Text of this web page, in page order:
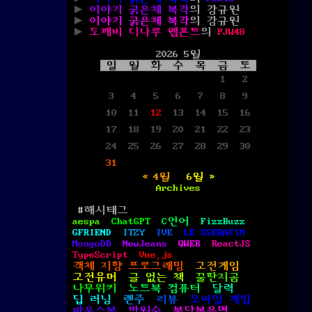
이야기 굵은체 복각의
강규원
이야기 굵은체 복각의
강규원
도깨비 디나루 웹폰트의 PJW48
2026 5월
일
월 화 수 목 금
토
1
2
3
4 5 6 7 8
9
10
11 12 13 14 15
16
17
18 19 20 21 22
23
24
25 26 27 28 29
30
31
« 4월
6월 »
Archives
#해시태그
aespa
ChatGPT C언어
FizzBuzz
GFRIEND
ITZY IVE
LE SSERAFIM
MongoDB
NewJeans QWER
ReactJS
TypeScript
Vue.js
객체 지향 프로그래밍
고전게임
고전유머
글 없는 책
꿀딴지곰
나무위키
노트북 컴퓨터
달력
딥 러닝
렌주 리뷰
모바일 게임